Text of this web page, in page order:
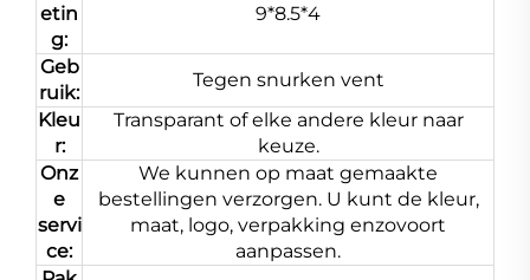
etin
g:
9*8.5*4
Geb
ruik:
Tegen snurken vent
Kleu
r:
Transparant of elke andere kleur naar
keuze.
Onz
e
servi
ce:
We kunnen op maat gemaakte
bestellingen verzorgen. U kunt de kleur,
maat, logo, verpakking enzovoort
aanpassen.